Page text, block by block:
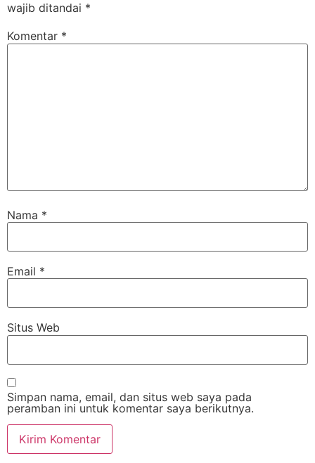
wajib ditandai *
Komentar *
Nama *
Email *
Situs Web
Simpan nama, email, dan situs web saya pada
peramban ini untuk komentar saya berikutnya.